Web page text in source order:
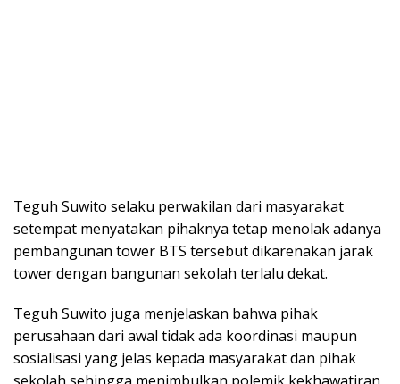
Teguh Suwito selaku perwakilan dari masyarakat
setempat menyatakan pihaknya tetap menolak adanya
pembangunan tower BTS tersebut dikarenakan jarak
tower dengan bangunan sekolah terlalu dekat.
Teguh Suwito juga menjelaskan bahwa pihak
perusahaan dari awal tidak ada koordinasi maupun
sosialisasi yang jelas kepada masyarakat dan pihak